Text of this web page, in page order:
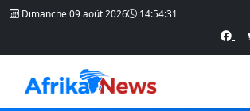
Dimanche 09 août 2026 14:54:32